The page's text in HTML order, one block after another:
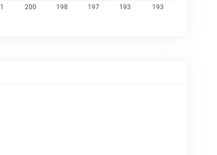
200 198 197 193 193